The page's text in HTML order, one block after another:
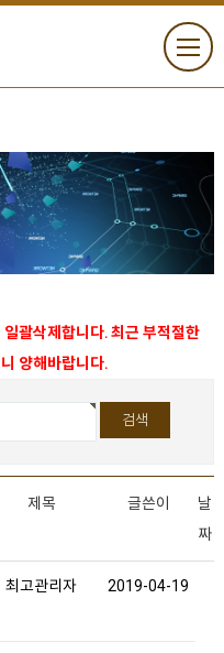
괄삭제합니다. 최근 부적절한
양해바랍니다.
제목 글쓴이
날
짜
최고관리자 2019-04-19